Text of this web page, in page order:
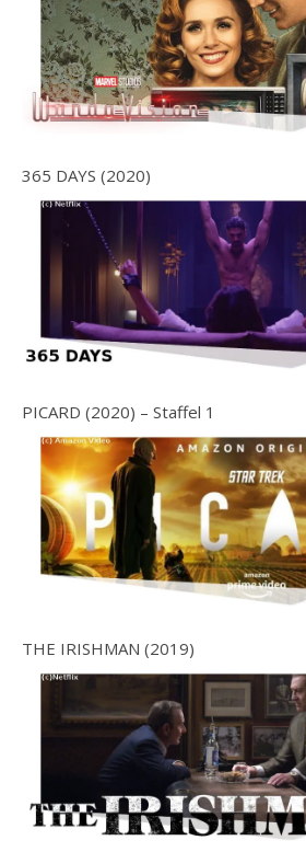
365 DAYS (2020)
PICARD (2020) – Staffel 1
THE IRISHMAN (2019)